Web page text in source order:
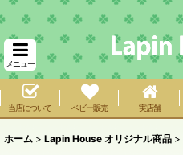
メニュー
当店について ベビー販売 実店舗
ホーム > Lapin House オリジナル商品 >